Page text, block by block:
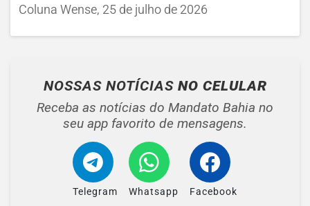
Coluna Wense, 25 de julho de 2026
NOSSAS NOTÍCIAS NO CELULAR
Receba as notícias do Mandato Bahia no
seu app favorito de mensagens.
Telegram Whatsapp Facebook